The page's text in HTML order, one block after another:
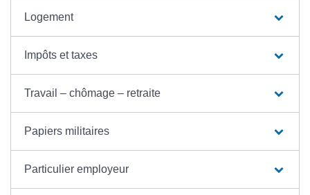
Logement
Impôts et taxes
Travail – chômage – retraite
Papiers militaires
Particulier employeur